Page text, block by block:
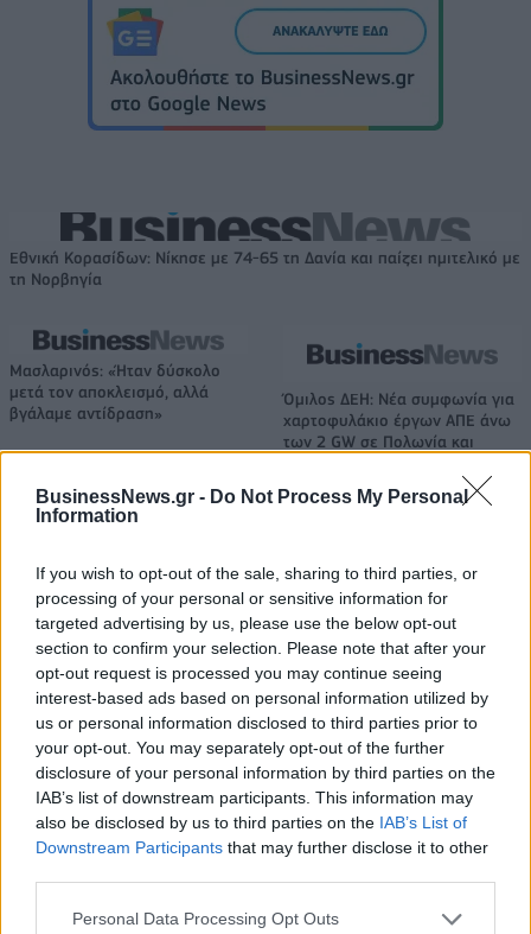
BusinessNews.gr - Do Not Process My Personal
Information
If you wish to opt-out of the sale, sharing to third parties, or
processing of your personal or sensitive information for
targeted advertising by us, please use the below opt-out
section to confirm your selection. Please note that after your
opt-out request is processed you may continue seeing
interest-based ads based on personal information utilized by
us or personal information disclosed to third parties prior to
your opt-out. You may separately opt-out of the further
disclosure of your personal information by third parties on the
IAB’s list of downstream participants. This information may
also be disclosed by us to third parties on the IAB’s List of
Downstream Participants that may further disclose it to other
Personal Data Processing Opt Outs
Εθνική Κορασίδων: Νίκησε με 74-65 τη Δανία και παίζει ημιτελικό με
τη Νορβηγία
Μασλαρινός: «Ήταν δύσκολο
μετά τον αποκλεισμό, αλλά
βγάλαμε αντίδραση»
Όμιλος ΔΕΗ: Νέα συμφωνία για
χαρτοφυλάκιο έργων ΑΠΕ άνω
των 2 GW σε Πολωνία και
Mall έναντι 49,35 εκατ. ευρώ
Χρηματιστήριο Αθηνών:
Εβδομαδιαία άνοδος 1,76%,
κέρδη 23,31% από τις αρχές
του έτους
ΣΚΑΪ: Ολοκληρώθηκε η θητεία
του Γρηγόρη Δημητριάδη - Ο
Γιάννης Αλαφούζος επιστρέφει
στη θέση του CEO
Media: Με ενίσχυση 8 εκατ. ευρώ σε 451 επιχειρήσεις ξεκίνησε το